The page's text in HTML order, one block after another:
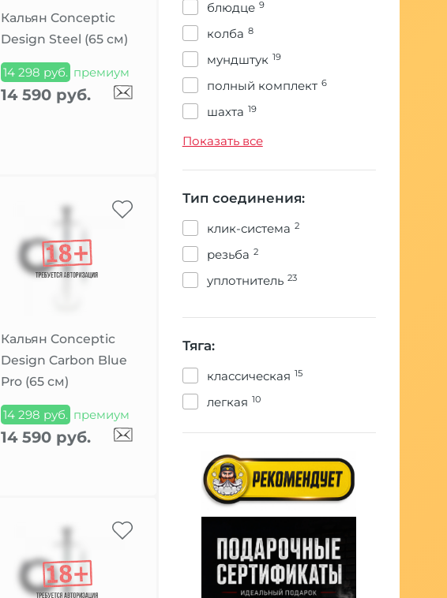
Кальян Conceptic
Design Steel (65 см)
14 298 руб. премиум
14 590 руб.
Кальян Conceptic
Design Carbon Blue
Pro (65 см)
14 298 руб. премиум
14 590 руб.
блюдце 9
колба 8
мундштук 19
полный комплект 6
шахта 19
шланг
Показать все
Тип соединения:
клик-система 2
резьба 2
уплотнитель 23
Тяга:
классическая 15
легкая 10